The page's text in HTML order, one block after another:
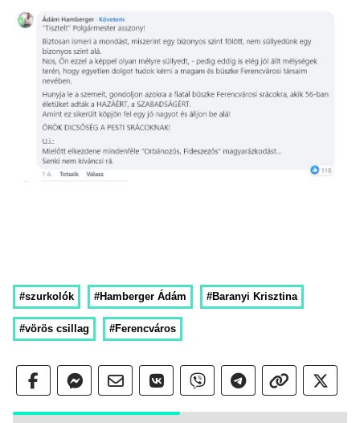
#szurkolók #Hamberger Ádám #Baranyi Krisztina
#vörös csillag #Ferencváros